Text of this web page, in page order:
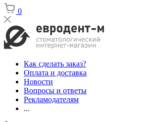
0
Как сделать заказ?
Оплата и доставка
Новости
Вопросы и ответы
Рекламодателям
...